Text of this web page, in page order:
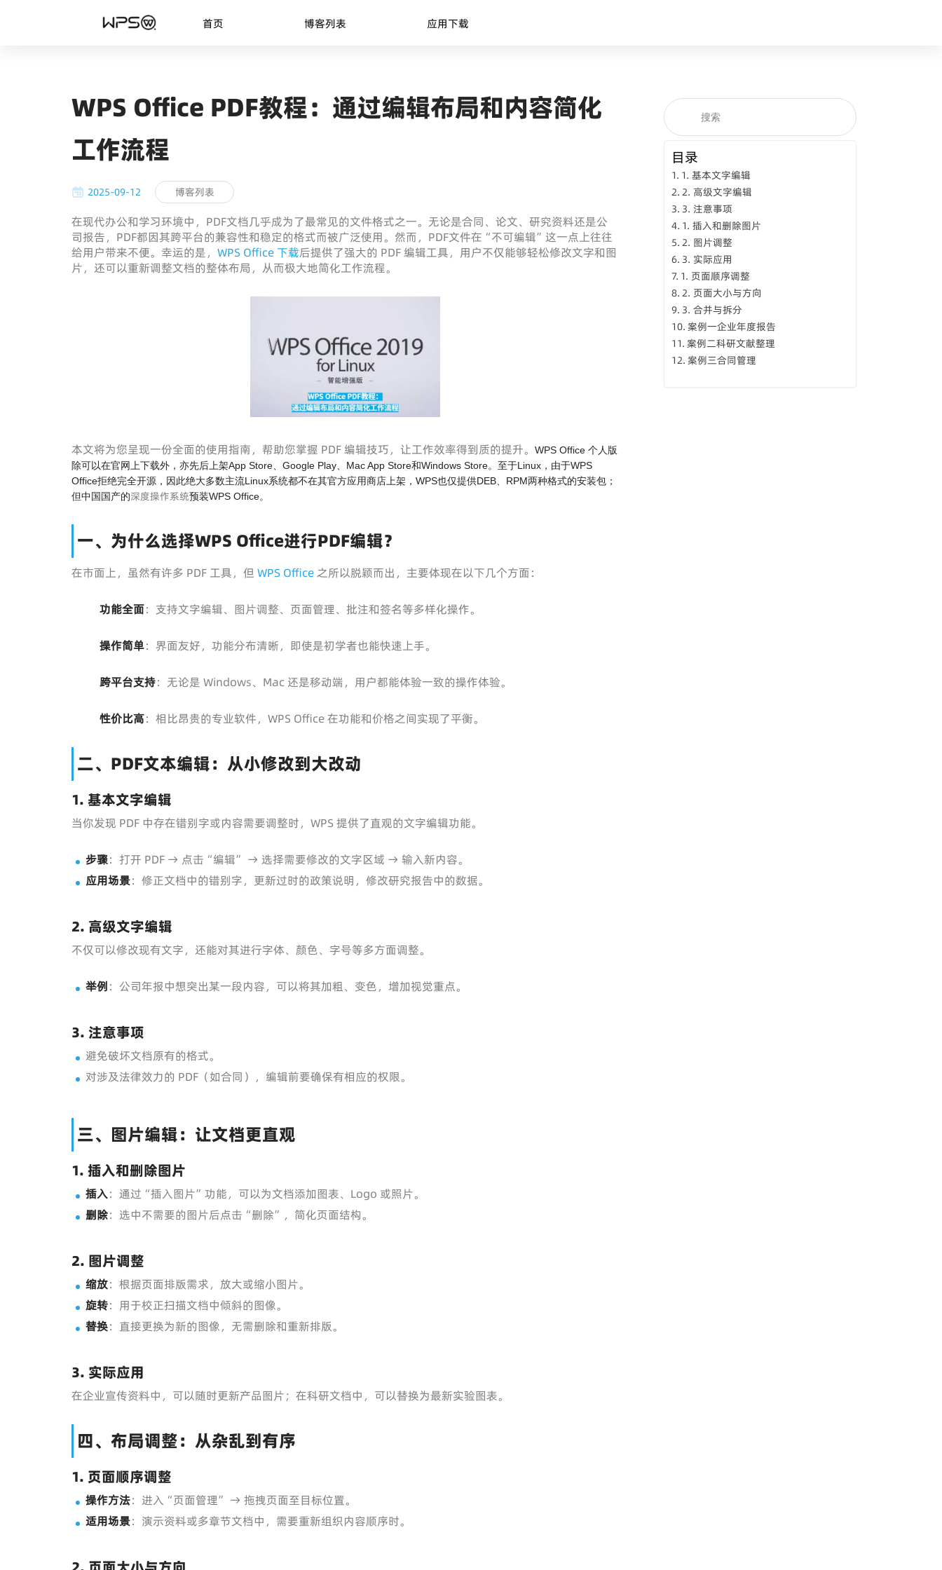
首页 博客列表 应用下载
WPS Office PDF教程：通过编辑布局和内容简化
工作流程
2025-09-12 博客列表
在现代办公和学习环境中，PDF文档几乎成为了最常见的文件格式之一。无论是合同、论文、研究资料还是公
司报告，PDF都因其跨平台的兼容性和稳定的格式而被广泛使用。然而，PDF文件在“不可编辑”这一点上往往
给用户带来不便。幸运的是， WPS Office 下载后提供了强大的 PDF 编辑工具，用户不仅能够轻松修改文字和图
片，还可以重新调整文档的整体布局，从而极大地简化工作流程。
本文将为您呈现一份全面的使用指南，帮助您掌握 PDF 编辑技巧，让工作效率得到质的提升。
WPS Office 个人版
除可以在官网上下载外，亦先后上架App Store、Google Play、Mac App Store和Windows Store。至于Linux，由于WPS
Office拒绝完全开源，因此绝大多数主流Linux系统都不在其官方应用商店上架，WPS也仅提供DEB、RPM两种格式的安装包；
但中国国产的深度操作系统预装WPS Office。
一、为什么选择WPS Office进行PDF编辑？
在市面上，虽然有许多 PDF 工具，但 WPS Office之所以脱颖而出，主要体现在以下几个方面：
功能全面：支持文字编辑、图片调整、页面管理、批注和签名等多样化操作。
操作简单：界面友好，功能分布清晰，即使是初学者也能快速上手。
跨平台支持：无论是 Windows、Mac 还是移动端，用户都能体验一致的操作体验。
性价比高：相比昂贵的专业软件，WPS Office 在功能和价格之间实现了平衡。
二、PDF文本编辑：从小修改到大改动
1. 基本文字编辑
当你发现 PDF 中存在错别字或内容需要调整时，WPS 提供了直观的文字编辑功能。
步骤：打开 PDF → 点击“编辑” → 选择需要修改的文字区域 → 输入新内容。
应用场景：修正文档中的错别字，更新过时的政策说明，修改研究报告中的数据。
2. 高级文字编辑
不仅可以修改现有文字，还能对其进行字体、颜色、字号等多方面调整。
举例：公司年报中想突出某一段内容，可以将其加粗、变色，增加视觉重点。
3. 注意事项
避免破坏文档原有的格式。
对涉及法律效力的 PDF（如合同），编辑前要确保有相应的权限。
三、图片编辑：让文档更直观
1. 插入和删除图片
插入：通过“插入图片”功能，可以为文档添加图表、Logo 或照片。
删除：选中不需要的图片后点击“删除”，简化页面结构。
2. 图片调整
缩放：根据页面排版需求，放大或缩小图片。
旋转：用于校正扫描文档中倾斜的图像。
替换：直接更换为新的图像，无需删除和重新排版。
3. 实际应用
在企业宣传资料中，可以随时更新产品图片；在科研文档中，可以替换为最新实验图表。
四、布局调整：从杂乱到有序
1. 页面顺序调整
操作方法：进入“页面管理” → 拖拽页面至目标位置。
适用场景：演示资料或多章节文档中，需要重新组织内容顺序时。
目录
1. 基本文字编辑
2. 高级文字编辑
3. 注意事项
1. 插入和删除图片
2. 图片调整
3. 实际应用
1. 页面顺序调整
2. 页面大小与方向
3. 合并与拆分
案例一企业年度报告
案例二科研文献整理
案例三合同管理